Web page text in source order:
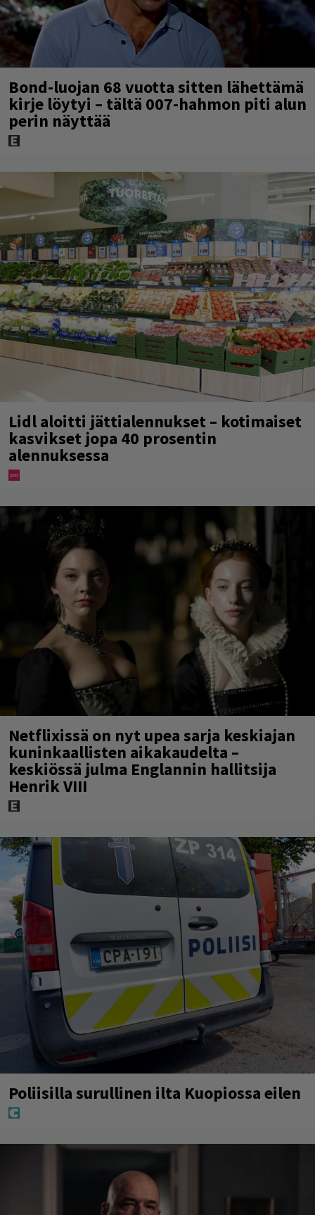
Bond-luojan 68 vuotta sitten lähettämä
kirje löytyi – tältä 007-hahmon piti alun
perin näyttää
Lidl aloitti jättialennukset – kotimaiset
kasvikset jopa 40 prosentin
alennuksessa
Netflixissä on nyt upea sarja keskiajan
kuninkaallisten aikakaudelta –
keskiössä julma Englannin hallitsija
Henrik VIII
Poliisilla surullinen ilta Kuopiossa eilen